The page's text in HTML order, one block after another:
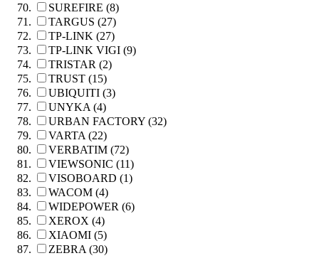
SUREFIRE (8)
TARGUS (27)
TP-LINK (27)
TP-LINK VIGI (9)
TRISTAR (2)
TRUST (15)
UBIQUITI (3)
UNYKA (4)
URBAN FACTORY (32)
VARTA (22)
VERBATIM (72)
VIEWSONIC (11)
VISOBOARD (1)
WACOM (4)
WIDEPOWER (6)
XEROX (4)
XIAOMI (5)
ZEBRA (30)